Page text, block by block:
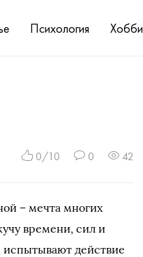
Психология Хобби
0/10 0 42
– мечта многих
времени, сил и
испытывают действие